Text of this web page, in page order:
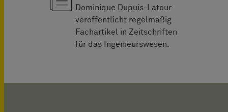
Dominique Dupuis-Latour
veröffentlicht regelmäßig
Fachartikel in Zeitschriften
für das Ingenieurswesen.